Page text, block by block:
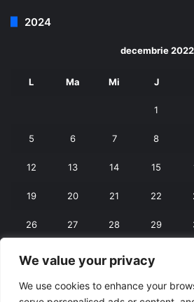
We value your privacy
We use cookies to enhance your
2024
decembrie 2022
L Ma Mi J
1
5 6 7 8
12 13 14 15
19 20 21 22
26 27 28 29
« nov. ian. »